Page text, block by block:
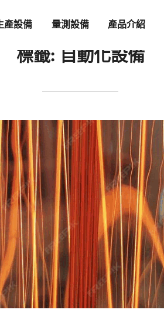
產設備 量測設備 產品介紹
標籤: 自動化設備